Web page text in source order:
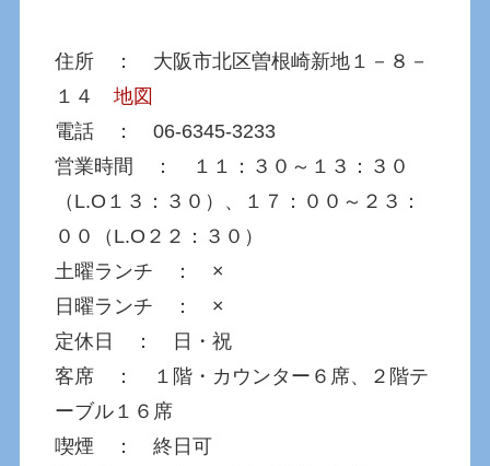
住所 ： 大阪市北区曽根崎新地１－８－
１４地図
電話 ： 06-6345-3233
営業時間 ： １１：３０～１３：３０
（L.O１３：３０）、１７：００～２３：
００（L.O２２：３０）
土曜ランチ ： ×
日曜ランチ ： ×
定休日 ： 日・祝
客席 ： １階・カウンター６席、２階テ
ーブル１６席
喫煙 ： 終日可